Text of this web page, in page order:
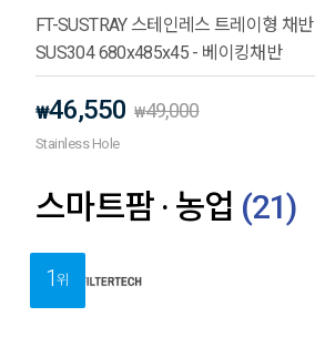
FT-SUSTRAY 스테인레스 트레이형 채반
SUS304 680x485x45 - 베이킹채반
₩46,550 ₩49,000
Stainless Hole
스마트팜 · 농업 (21)
1위